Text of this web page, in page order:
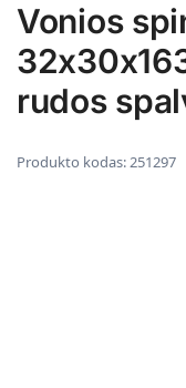
Vonios
rudos
Produkto kodas:251297